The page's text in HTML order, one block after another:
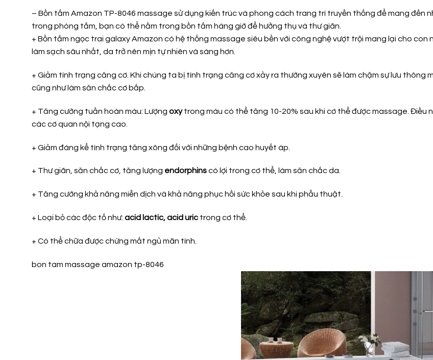
– Bồn tắm Amazon TP-8046 massage sử dụng kiến trúc và phong cách trang trí truyền thống để mang đến
trong phòng tắm, bạn có thể nằm trong bồn tắm hàng giờ để hưởng thụ và thư giãn.
+ Bồn tắm ngọc trai galaxy Amazon có hệ thống massage siêu bền với công nghệ vượt trội mang lại cho con
làm sạch sâu nhất, da trở nên mịn tự nhiên và sáng hơn.
+ Giảm tình trạng căng cơ. Khi chúng ta bị tình trạng căng cơ xảy ra thường xuyên sẽ làm chậm sự lưu thông
cũng như làm săn chắc cơ bắp.
+ Tăng cường tuần hoàn máu: Lượng oxytrong máu có thể tăng 10-20% sau khi cơ thể được massage. Điều
các cơ quan nội tạng cao.
+ Giảm đáng kể tình trạng tăng xông đối với những bệnh cao huyết áp.
+ Thư giãn, săn chắc cơ, tăng lượng endorphinscó lợi trong cơ thể, làm săn chắc da.
+ Tăng cường khả năng miễn dịch và khả năng phục hồi sức khỏe sau khi phẫu thuật.
+ Loại bỏ các độc tố như: acid lactic, acid uric trong cơ thể.
+ Có thể chữa được chứng mất ngủ mãn tính.
bon tam massage amazon tp-8046